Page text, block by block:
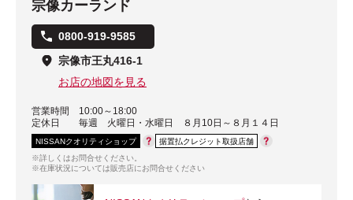
宗像カーランド
0800-919-9585
宗像市王丸416-1
お店の地図を見る
営業時間
10:00～18:00
定休日
毎週 火曜日・水曜日 ８月10日～８月１４日
NISSANクオリティショップ
据置払クレジット取扱店舗
※詳しくはお問合せください。
※在庫状況については販売店にお問合せください